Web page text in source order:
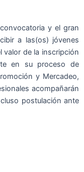
y el gran
a las(os) jóvenes
valor de la inscripción
en su proceso de
y Mercadeo,
acompañarán
postulación ante